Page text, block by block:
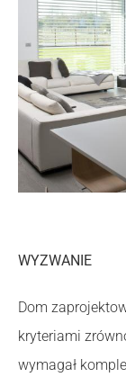
WYZWANIE
Dom
kryteriami
wymagał